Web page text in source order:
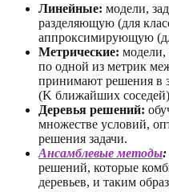
Линейные: модели,
разделяющую (для
аппроксимирующую
Метрические: модели,
по одной из метрик
принимают решения в
(K ближайших
Деревья решений:
множестве условий,
решения задачи.
Ансамблевые методы:
решений, которые
деревьев, и таким